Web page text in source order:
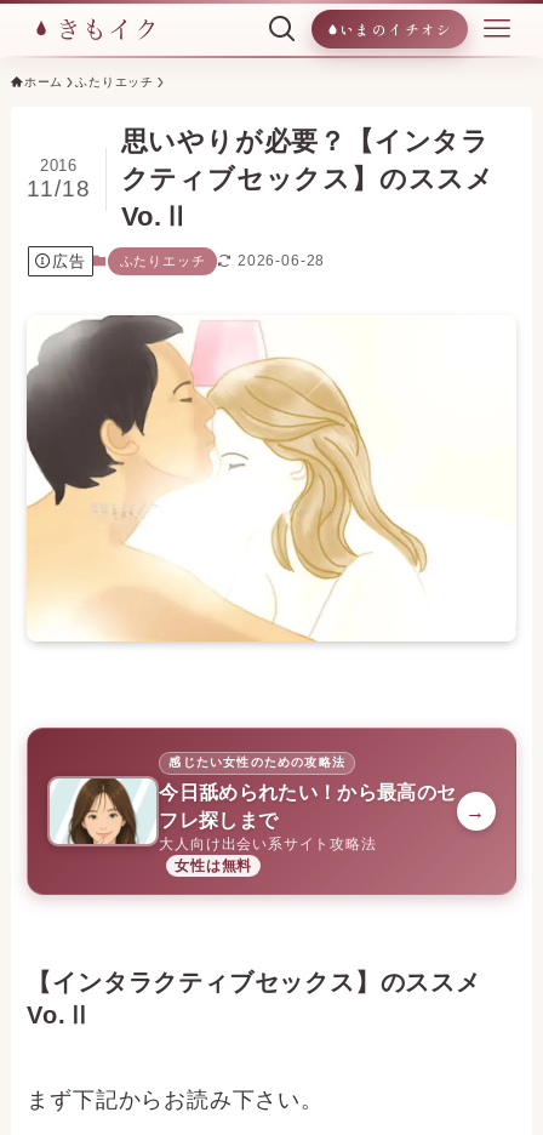
いまのイチオシ
ホーム ふたりエッチ
思いやりが必要？【インタラ
クティブセックス】のススメ
Vo.Ⅱ
2016
11/18
広告 ふたりエッチ 2026-06-28
感じたい女性のための攻略法
今日舐められたい！から最高のセ
フレ探しまで
大人向け出会い系サイト攻略法
女性は無料
→
【インタラクティブセックス】のススメ
Vo.Ⅱ
まず下記からお読み下さい。